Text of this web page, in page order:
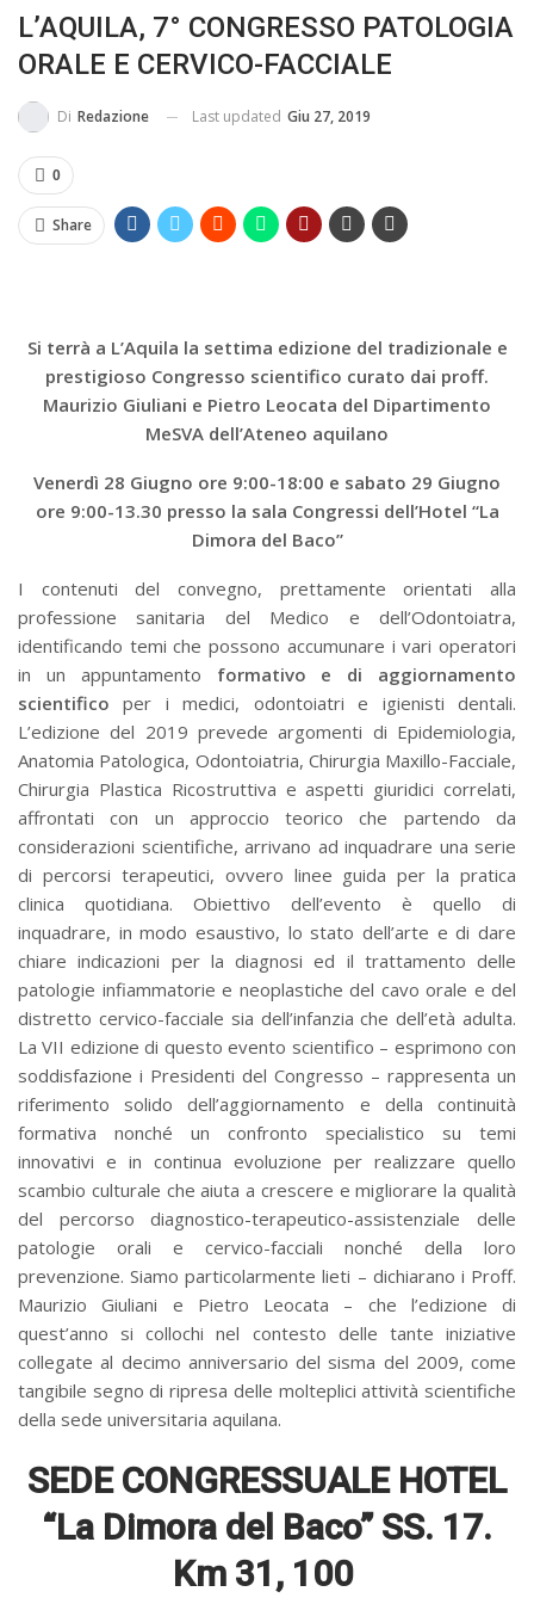
IN...
L’AQUILA, 7° CONGRESSO PATOLOGIA
ORALE E CERVICO-FACCIALE
Di Redazione Last updated Giu 27, 2019
0
Share
Si terrà a L’Aquila la settima edizione del tradizionale e
prestigioso Congresso scientifico curato dai proff.
Maurizio Giuliani e Pietro Leocata del Dipartimento
MeSVA dell’Ateneo aquilano
Venerdì 28 Giugno ore 9:00-18:00 e sabato 29 Giugno
ore 9:00-13.30 presso la sala Congressi dell’Hotel “La
Dimora del Baco”
I contenuti del convegno, prettamente orientati alla
professione sanitaria del Medico e dell’Odontoiatra,
identificando temi che possono accumunare i vari operatori
in un appuntamento formativo e di aggiornamento
scientifico per i medici, odontoiatri e igienisti dentali.
L’edizione del 2019 prevede argomenti di Epidemiologia,
Anatomia Patologica, Odontoiatria, Chirurgia Maxillo-Facciale,
Chirurgia Plastica Ricostruttiva e aspetti giuridici correlati,
affrontati con un approccio teorico che partendo da
considerazioni scientifiche, arrivano ad inquadrare una serie
di percorsi terapeutici, ovvero linee guida per la pratica
clinica quotidiana. Obiettivo dell’evento è quello di
inquadrare, in modo esaustivo, lo stato dell’arte e di dare
chiare indicazioni per la diagnosi ed il trattamento delle
patologie infiammatorie e neoplastiche del cavo orale e del
distretto cervico-facciale sia dell’infanzia che dell’età adulta.
La VII edizione di questo evento scientifico – esprimono con
soddisfazione i Presidenti del Congresso – rappresenta un
riferimento solido dell’aggiornamento e della continuità
formativa nonché un confronto specialistico su temi
innovativi e in continua evoluzione per realizzare quello
scambio culturale che aiuta a crescere e migliorare la qualità
del percorso diagnostico-terapeutico-assistenziale delle
patologie orali e cervico-facciali nonché della loro
prevenzione. Siamo particolarmente lieti – dichiarano i Proff.
Maurizio Giuliani e Pietro Leocata – che l’edizione di
quest’anno si collochi nel contesto delle tante iniziative
collegate al decimo anniversario del sisma del 2009, come
tangibile segno di ripresa delle molteplici attività scientifiche
della sede universitaria aquilana.
SEDE CONGRESSUALE HOTEL
“La Dimora del Baco” SS. 17.
Km 31, 100